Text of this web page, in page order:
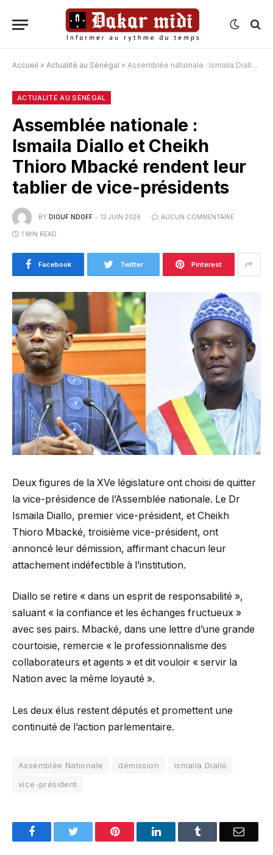
Accueil » Actualité au Sénégal » Assemblée nationale : Ismaila Diallo et Cheikh Thioro Mbacké rendent leur tablier de vice-présidents
ACTUALITÉ AU SÉNÉGAL
Assemblée nationale :
Ismaila Diallo et Cheikh
Thioro Mbacké rendent leur
tablier de vice-présidents
BY DIOUF NDOFF 12 JUIN 2026 AUCUN COMMENTAIRE
1 MIN READ
Facebook Twitter Pinterest
Deux figures de la XVe législature ont choisi de quitter
la vice-présidence de l’Assemblée nationale. Le Dr
Ismaila Diallo, premier vice-président, et Cheikh
Thioro Mbacké, troisième vice-président, ont
annoncé leur démission, affirmant chacun leur
attachement indéfectible à l’institution.
Diallo se retire « dans un esprit de responsabilité »,
saluant « la confiance et les échanges fructueux »
avec ses pairs. Mbacké, dans une lettre d’une grande
courtoisie, remercie « le professionnalisme des
collaborateurs et agents » et dit vouloir « servir la
Nation avec la même loyauté ».
Les deux élus restent députés et promettent une
continuité de l’action parlementaire.
Assemblée Nationale démission
ismaila Diallo
vice-président
FacebookTwitter Pinterest LinkedInTumblr Email